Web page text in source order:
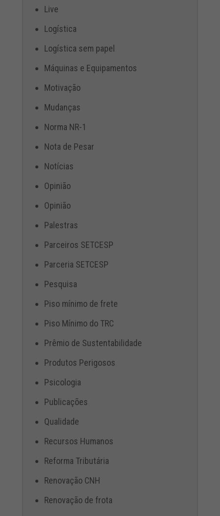
Live
Logística
Logística sem papel
Máquinas e Equipamentos
Motivação
Mudanças
Norma NR-1
Nota de Pesar
Notícias
Opinião
Opinião
Palestras
Parceiros SETCESP
Parceria SETCESP
Pesquisa
Piso mínimo de frete
Piso Mínimo do TRC
Prêmio de Sustentabilidade
Produtos Perigosos
Psicologia
Publicações
Qualidade
Recursos Humanos
Reforma Tributária
Renovação CNH
Renovação de frota